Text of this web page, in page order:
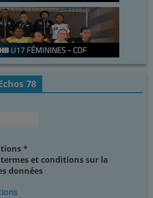
78
*
termes et conditions sur la
données